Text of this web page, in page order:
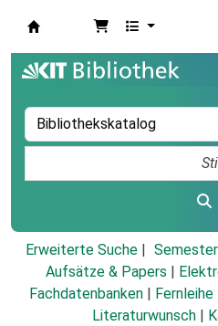
Erweiterte Suche
Aufsätze & Papers
Fachdatenbanken
Fernleihe
Literaturwunsch